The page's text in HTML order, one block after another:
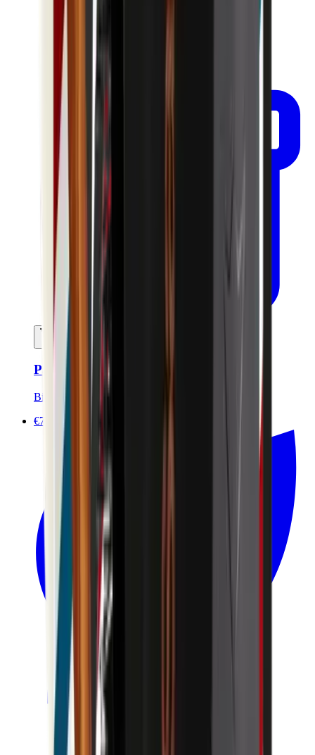
Ajouter au panier
Pain de rasage solide - 90g
Bivouak
€7.00